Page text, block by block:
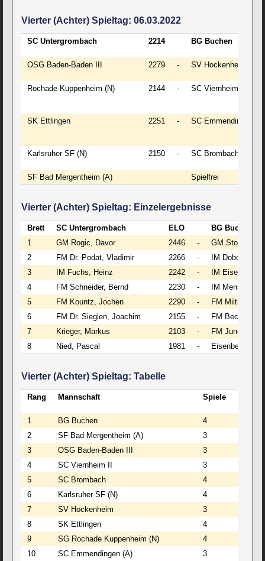
Vierter (Achter) Spieltag: 06.03.2022
SC Untergrombach 2214 BG Buchen
OSG Baden-Baden III 2279 - SV Hockenheim (A)
Rochade Kuppenheim (N) 2144 - SC Viernheim II
SK Ettlingen 2251 - SC Emmendingen (A)
Karlsruher SF (N) 2150 - SC Brombach
SF Bad Mergentheim (A) Spielfrei
Vierter (Achter) Spieltag: Einzelergebnisse
Brett SC Untergrombach ELO
BG Buchen
1
GM Rogic, Davor 2446 -
GM
2
FM Dr. Podat, Vladimir 2266 -
IM Dobosz,
3
IM Fuchs, Heinz 2242 -
IM
4
FM Schneider, Bernd 2230 -
IM Mensch,
5
FM Kountz, Jochen 2290 -
FM Miltner,
6
FM Dr. Sieglen, Joachim 2155 -
FM Becker,
7
Krieger, Markus 2103 -
FM Junesch,
8
Nied, Pascal 1981 - Eisenbeiser,
Vierter (Achter) Spieltag: Tabelle
Rang Mannschaft Spiele
1 BG Buchen 4
2
SF Bad Mergentheim (A) 3
3
OSG Baden-Baden III 3
4
SC Viernheim II 3
5
SC Brombach 4
6
Karlsruher SF (N) 4
7
SV Hockenheim 3
8
SK Ettlingen 4
9
SG Rochade Kuppenheim (N) 4
10
SC Emmendingen (A) 3